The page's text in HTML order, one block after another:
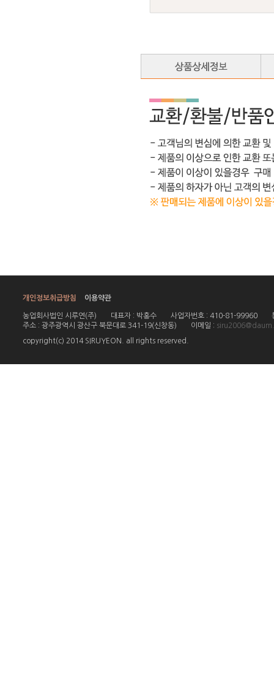
개인정보취급방침 이용약관
농업회사법인 시루연(주) 대표자 : 박홍수 사업자번호 : 410-81-99960
주소 : 광주광역시 광산구 북문대로 341-19(신창동)
이메일 :
copyright(c) 2014 SIRUYEON. all rights reserved.